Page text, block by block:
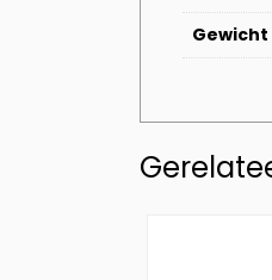
Gewicht